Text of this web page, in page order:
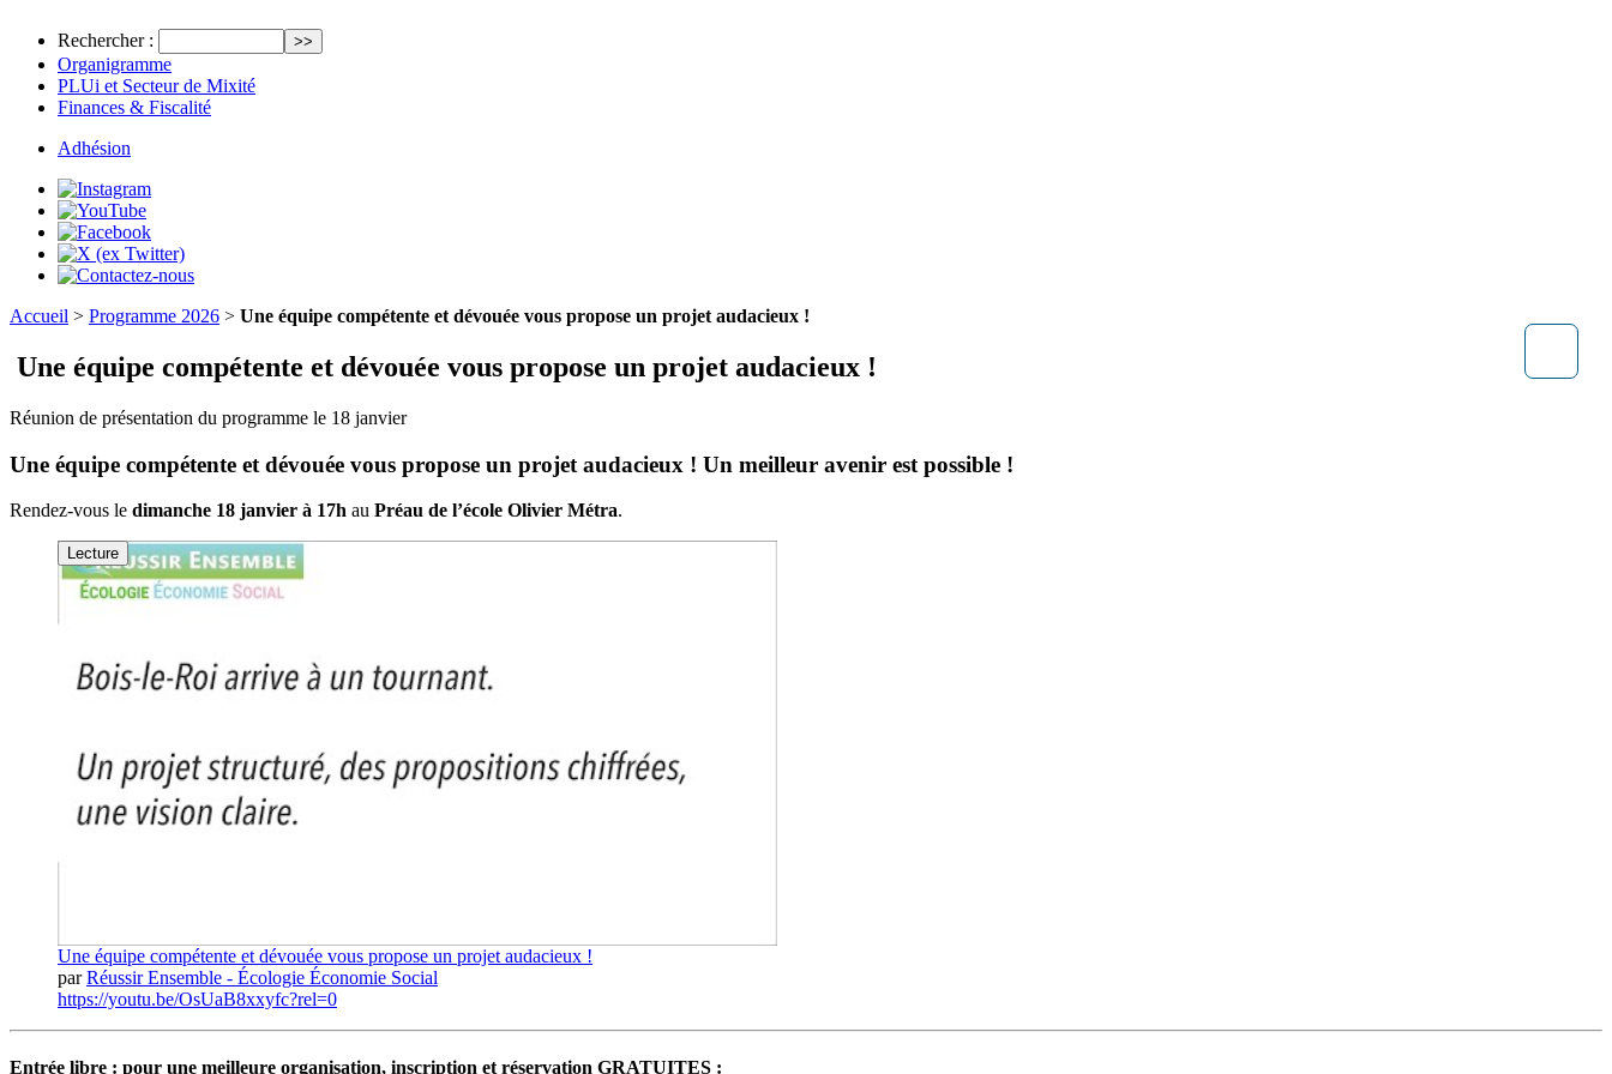
Rechercher :
Organigramme
PLUi et Secteur de Mixité
Finances & Fiscalité
Adhésion
Accueil > Programme 2026 > Une équipe compétente et dévouée vous propose un projet audacieux !
Une équipe compétente et dévouée vous propose un projet audacieux !
Réunion de présentation du programme le 18 janvier
Une équipe compétente et dévouée vous propose un projet audacieux ! Un meilleur avenir est possible !
Rendez-vous le dimanche 18 janvier à 17h au Préau de l’école Olivier Métra.
Lecture
Une équipe compétente et dévouée vous propose un projet audacieux !
parRéussir Ensemble - Écologie Économie Social
https://youtu.be/OsUaB8xxyfc?rel=0
Entrée libre : pour une meilleure organisation, inscription et réservation GRATUITES :